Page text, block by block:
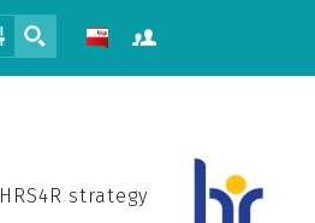
HRS4R strategy